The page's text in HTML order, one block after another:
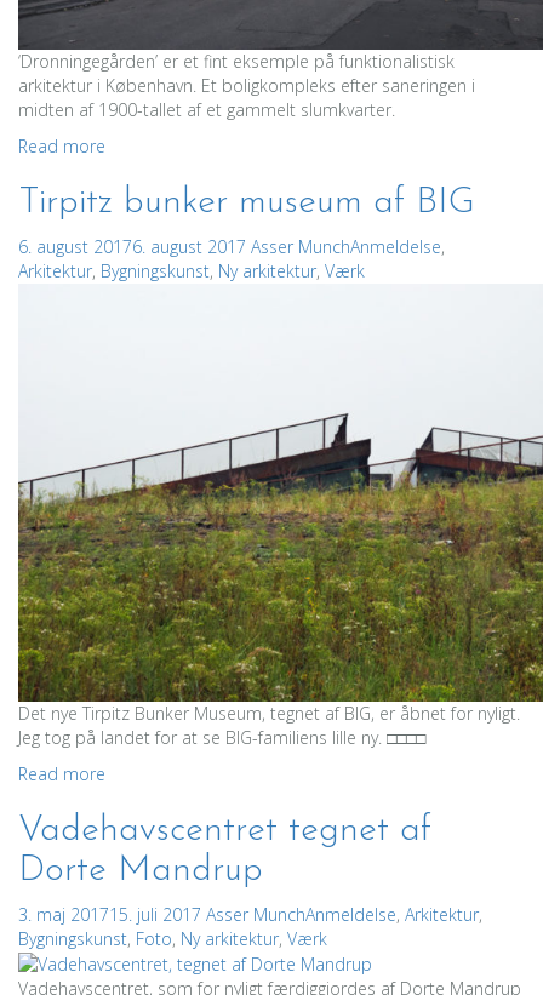
‘Dronningegården’ er et fint eksemple på funktionalistisk
arkitektur i København. Et boligkompleks efter saneringen i
midten af 1900-tallet af et gammelt slumkvarter.
Read more
Tirpitz bunker museum af BIG
6. august 20176. august 2017 Asser MunchAnmeldelse,
Arkitektur, Bygningskunst, Ny arkitektur, Værk
Det nye Tirpitz Bunker Museum, tegnet af BIG, er åbnet for nyligt.
Jeg tog på landet for at se BIG-familiens lille ny. □□□□
Read more
Vadehavscentret tegnet af
Dorte Mandrup
3. maj 201715. juli 2017 Asser MunchAnmeldelse, Arkitektur,
Bygningskunst, Foto, Ny arkitektur, Værk
Vadehavscentret, som for nyligt færdiggjordes af Dorte Mandrup